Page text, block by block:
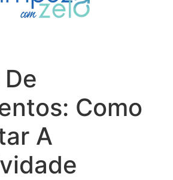
Como
A